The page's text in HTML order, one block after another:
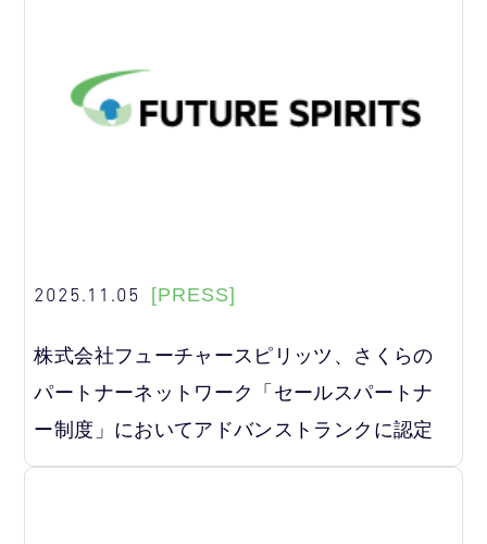
2025.11.05 [PRESS]
株式会社フューチャースピリッツ、さくらの
パートナーネットワーク「セールスパートナ
ー制度」においてアドバンストランクに認定